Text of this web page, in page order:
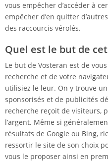
vous empêcher d’accéder à
empêcher d’en quitter
des raccourcis vérolés.
Quel est le but de
Le but de Vosteran est de
recherche et de votre
utilisiez le leur. On y trouve
sponsorisés et de publicités
recherche reçoit de visiteurs,
l’argent. Même si
résultats de Google ou Bing,
ressortir le site de son choix
vous le proposer ainsi en